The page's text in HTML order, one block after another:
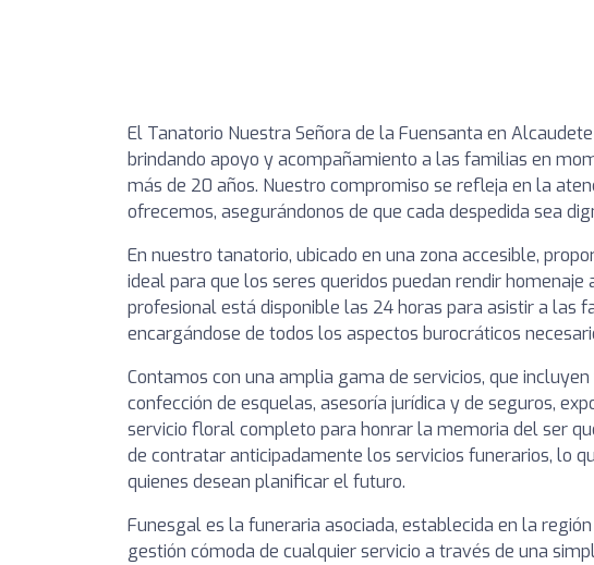
El Tanatorio Nuestra Señora de la Fuensanta en
brindando apoyo y acompañamiento a las familias en
más de 20 años. Nuestro compromiso se refleja en la
ofrecemos, asegurándonos de que cada despedida sea
En nuestro tanatorio, ubicado en una zona accesible,
ideal para que los seres queridos puedan rendir homenaje
profesional está disponible las 24 horas para asistir a las
encargándose de todos los aspectos burocráticos
Contamos con una amplia gama de servicios, que
confección de esquelas, asesoría jurídica y de seguros,
servicio floral completo para honrar la memoria del ser
de contratar anticipadamente los servicios funerarios, lo
quienes desean planificar el futuro.
Funesgal es la funeraria asociada, establecida en la
gestión cómoda de cualquier servicio a través de una